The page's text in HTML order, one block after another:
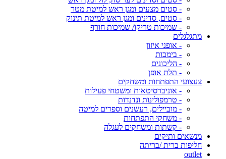
- סטים מצעים ומגן ראש למיטת מטר
- סטים, סדינים ומגן ראש למיטת תינוק
- שמיכות טריקו/ שמיכות חורף
מתגלגלים
- אופני איזון
- בימבות
- הליכונים
- תלת אופן
צעצועי התפתחות ומשחקים
- אוניברסיטאות ומשטחי פעילות
- טרמפולינות ונדנדות
- מוביילים, רעשנים וספרים למיטה
- משחקי התפתחות
- קשתות ומשחקים לעגלה
מנשאים ותיקים
חליפות ברית /בריתה
outlet